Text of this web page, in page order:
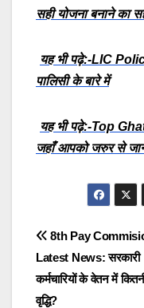
सही योजना बनाने का
यह भी पढ़े:-LIC
पालिसी के बारे में
यह भी पढ़े:-Top
जहाँ आपको जरुर से
Post
8th Pay
Latest News: सरकारी
कर्मचारियों के वेतन में
वृद्धि?